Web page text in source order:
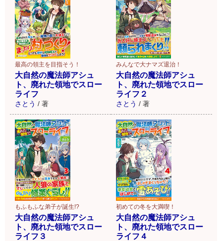
最高の領主を目指そう！
大自然の魔法師アシュ
ト、廃れた領地でスロー
ライフ
さとう / 著
みんなで大ナマズ退治！
大自然の魔法師アシュ
ト、廃れた領地でスロー
ライフ２
さとう / 著
もふもふな弟子が誕生!?
大自然の魔法師アシュ
ト、廃れた領地でスロー
ライフ３
初めての冬を大満喫！
大自然の魔法師アシュ
ト、廃れた領地でスロー
ライフ４